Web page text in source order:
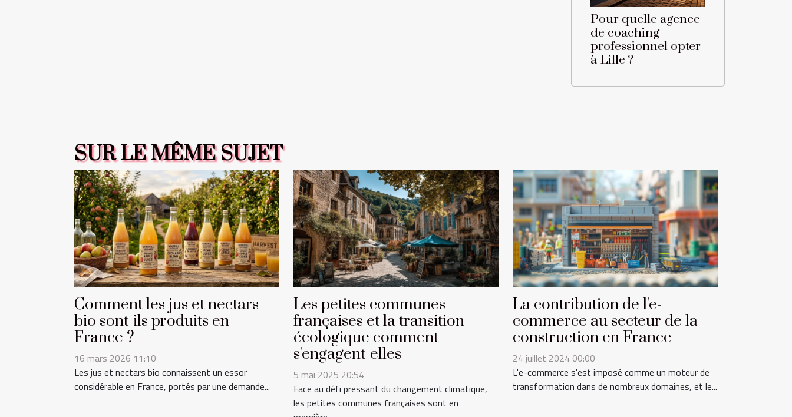
Pour quelle agence
de coaching
professionnel opter
à Lille ?
SUR LE MÊME SUJET
Comment les jus et nectars
bio sont-ils produits en
France ?
16 mars 2026 11:10
Les jus et nectars bio connaissent un essor
considérable en France, portés par une demande...
Les petites communes
françaises et la transition
écologique comment
s'engagent-elles
5 mai 2025 20:54
Face au défi pressant du changement climatique,
les petites communes françaises sont en
La contribution de l'e-
commerce au secteur de la
construction en France
24 juillet 2024 00:00
L'e-commerce s'est imposé comme un moteur de
transformation dans de nombreux domaines, et le...